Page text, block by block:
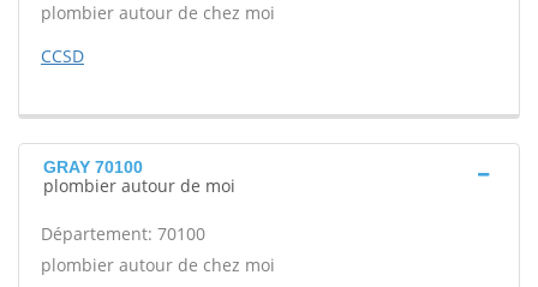
plombier autour de chez moi
CCSD
GRAY 70100
plombier autour de moi
Département: 70100
plombier autour de chez moi